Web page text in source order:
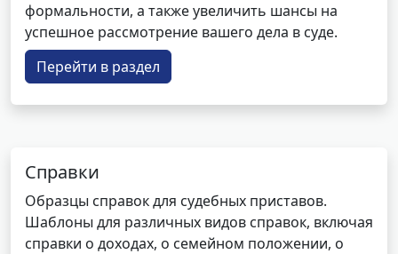
формальности, а также увеличить шансы на
успешное рассмотрение вашего дела в суде.
Перейти в раздел
Справки
Образцы справок для судебных приставов.
Шаблоны для различных видов справок, включая
справки о доходах, о семейном положении, о